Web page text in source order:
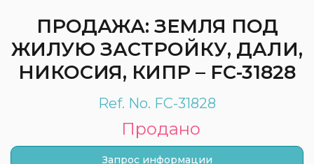
ПРОДАЖА: ЗЕМЛЯ ПОД
ЖИЛУЮ ЗАСТРОЙКУ, ДАЛИ,
НИКОСИЯ, КИПР – FC-31828
Ref. No. FC-31828
Продано
Запрос информации